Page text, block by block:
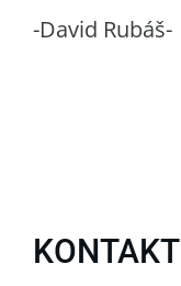
-David Rubáš-
KONTAKT